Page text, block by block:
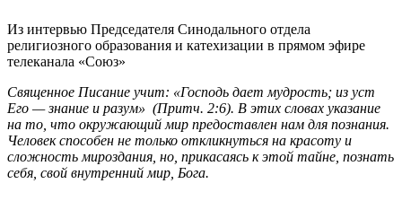
Из интервью Председателя Синодального отдела
религиозного образования и катехизации в прямом эфире
телеканала «Союз»
Священное Писание учит: «Господь дает мудрость; из уст
Его — знание и разум» (Притч. 2:6). В этих словах указание
на то, что окружающий мир предоставлен нам для познания.
Человек способен не только откликнуться на красоту и
сложность мироздания, но, прикасаясь к этой тайне, познать
себя, свой внутренний мир, Бога.